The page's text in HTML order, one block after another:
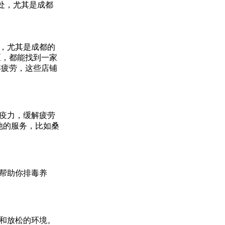
，尤其是成都
尤其是成都的
都能找到一家
劳，这些店铺
力，缓解疲劳
服务，比如桑
助你排毒养
松的环境。